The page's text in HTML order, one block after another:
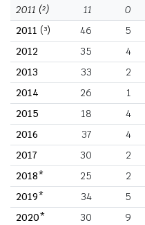
2011 (²) 11 0
2011 (³) 46 5
2012
35 4
2013
33 2
2014
26 1
2015
18 4
2016
37 4
2017
30 2
2018*
25 2
2019*
34 5
2020*
30 9